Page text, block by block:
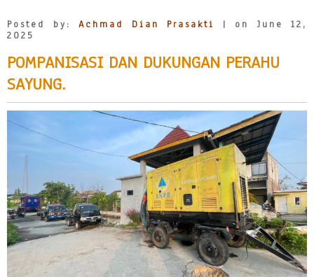
Posted by: Achmad Dian Prasakti
| on June 12,
2025
POMPANISASI DAN DUKUNGAN PERAHU
SAYUNG.